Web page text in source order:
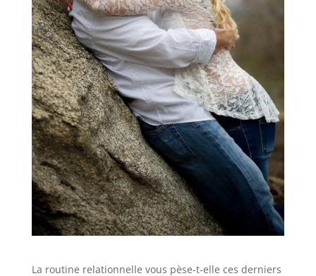
La routine relationnelle vous pèse-t-elle ces derniers